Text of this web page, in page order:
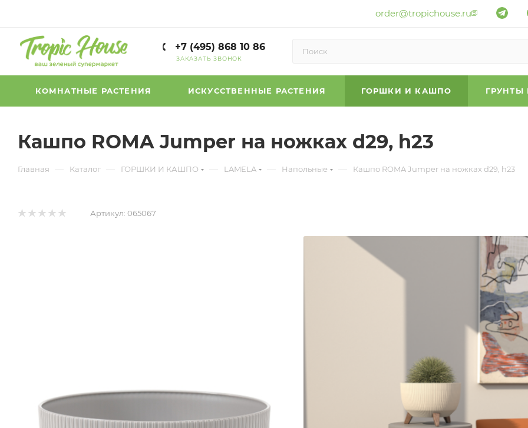
order@tropichouse.ru
+7 (495) 868 10 86
ЗАКАЗАТЬ ЗВОНОК
КОМНАТНЫЕ РАСТЕНИЯ ИСКУССТВЕННЫЕ РАСТЕНИЯ ГОРШКИ И КАШПО ГРУНТЫ
Кашпо ROMA Jumper на ножках d29, h23
Главная — Каталог — ГОРШКИ И КАШПО — LAMELA — Напольные — Кашпо ROMA Jumper на ножках d29, h23
Артикул: 065067